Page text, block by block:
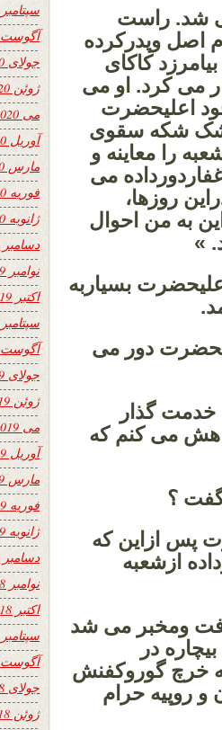
شد. راست
اصل وپدرکرده
کاکای
می کرد. او می
اعلیحضرت
شکه سقوی
را معاینه و
می
روزها،
به من احوال
»
بسیاربه
دور می
گذار
می کنم که
؟
پس ازاین که
ازشعبه
ومخبر می شد
در
خرچ گوروکفنش
و روپیه حرام
سپتامبر 2020
آگوست 2020
جولای 2020
ژوئن 2020
می 2020
آوریل 2020
مارس 2020
فوریه 2020
ژانویه 2020
دسامبر 2019
نوامبر 2019
اکتبر 2019
سپتامبر 2019
آگوست 2019
جولای 2019
ژوئن 2019
می 2019
آوریل 2019
مارس 2019
فوریه 2019
ژانویه 2019
دسامبر 2018
نوامبر 2018
اکتبر 2018
سپتامبر 2018
آگوست 2018
جولای 2018
ژوئن 2018